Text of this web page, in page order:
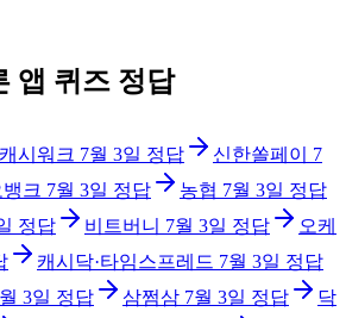
앱 퀴즈 정답
캐시워크 7월 3일 정답 신한쏠페이
7
크 7월 3일 정답 농협 7월 3일 정답
정답 비트버니 7월 3일 정답
오케
캐시닥·타임스프레드 7월 3일 정답
3일 정답 삼쩜삼 7월 3일 정답
닥